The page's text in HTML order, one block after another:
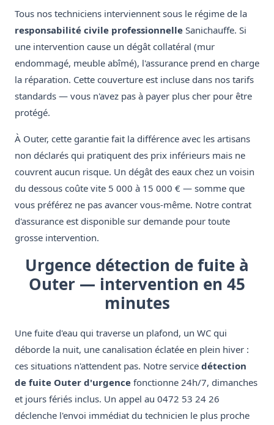
Tous nos techniciens interviennent sous le régime de la
responsabilité civile professionnelle Sanichauffe. Si
une intervention cause un dégât collatéral (mur
endommagé, meuble abîmé), l'assurance prend en charge
la réparation. Cette couverture est incluse dans nos tarifs
standards — vous n'avez pas à payer plus cher pour être
protégé.
À Outer, cette garantie fait la différence avec les artisans
non déclarés qui pratiquent des prix inférieurs mais ne
couvrent aucun risque. Un dégât des eaux chez un voisin
du dessous coûte vite 5 000 à 15 000 € — somme que
vous préférez ne pas avancer vous-même. Notre contrat
d'assurance est disponible sur demande pour toute
grosse intervention.
Urgence détection de fuite à
Outer — intervention en 45
minutes
Une fuite d'eau qui traverse un plafond, un WC qui
déborde la nuit, une canalisation éclatée en plein hiver :
ces situations n'attendent pas. Notre service détection
de fuite Outer d'urgence fonctionne 24h/7, dimanches
et jours fériés inclus. Un appel au 0472 53 24 26
déclenche l'envoi immédiat du technicien le plus proche